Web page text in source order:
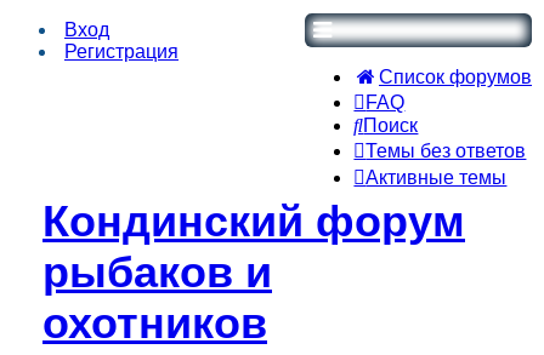
Список форумов
FAQ
Поиск
Темы без ответов
Активные темы
Вход
Регистрация
Кондинский форум
рыбаков и
охотников